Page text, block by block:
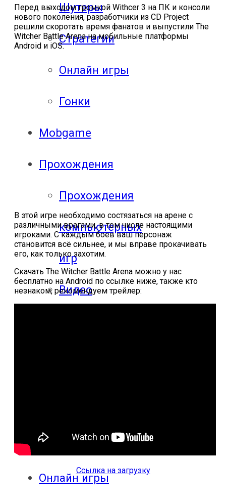
Шутеры
Стратегии
Онлайн игры
Гонки
Mobgame
Прохождения
Прохождения
компьютерных
игр
Видео
Онлайн игры
Перед выходом громкой Withcer 3 на ПК и консоли
нового поколения, разработчики из CD Project
решили скоротать время фанатов и выпустили The
Witcher Battle Arena на мобильные платформы
Android и iOS.
В этой игре необходимо состязаться на арене с
различными врагами, в том числе настоящими
игроками. С каждым боев ваш персонаж
становится всё сильнее, и мы вправе прокачивать
его, как только захотим.
Скачать The Witcher Battle Arena можно у нас
бесплатно на Android по ссылке ниже, также кто
незнаком, рекомендуем трейлер:
Ссылка на загрузку